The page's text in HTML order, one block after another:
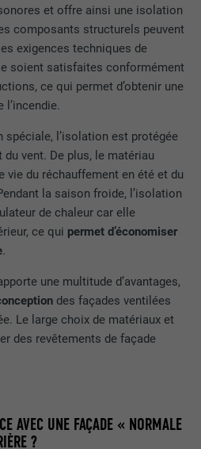
et offre ainsi une isolation
composants structurels peuvent
exigences techniques de
soient satisfaites conformément
ce qui permet d’obtenir une
l’isolation est protégée
du vent. De plus, le matériau
vie du réchauffement en été et du
la saison froide, l’isolation
de chaleur car elle
ce qui permet d’économiser
.
une multitude d’avantages,
des façades ventilées
Le large choix de matériaux et
des revêtements de façade
AVEC UNE FAÇADE « NORMALE
?
par Facebook pour afficher
de produits publicitaires, par
tiers.
par Facebook pour afficher
de produits publicitaires, par
des offres en temps réel